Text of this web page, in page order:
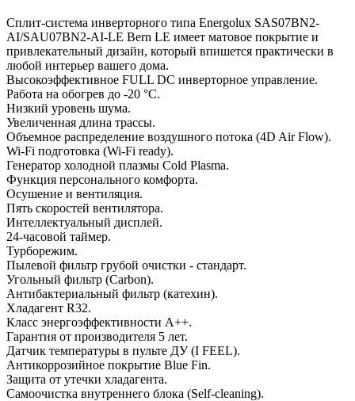
Сплит-система инверторного типа Energolux SAS07BN2-
AI/SAU07BN2-AI-LE Bern LE имеет матовое покрытие и
привлекательный дизайн, который впишется практически в
любой интерьер вашего дома.
Высокоэффективное FULL DC инверторное управление.
Работа на обогрев до -20 °C.
Низкий уровень шума.
Увеличенная длина трассы.
Объемное распределение воздушного потока (4D Air Flow).
Wi-Fi подготовка (Wi-Fi ready).
Генератор холодной плазмы Cold Plasma.
Функция персонального комфорта.
Осушение и вентиляция.
Пять скоростей вентилятора.
Интеллектуальный дисплей.
24-часовой таймер.
Турборежим.
Пылевой фильтр грубой очистки - стандарт.
Угольный фильтр (Carbon).
Антибактериальный фильтр (катехин).
Хладагент R32.
Класс энергоэффективности A++.
Гарантия от производителя 5 лет.
Датчик температуры в пульте ДУ (I FEEL).
Антикоррозийное покрытие Blue Fin.
Защита от утечки хладагента.
Самоочистка внутреннего блока (Self-cleaning).